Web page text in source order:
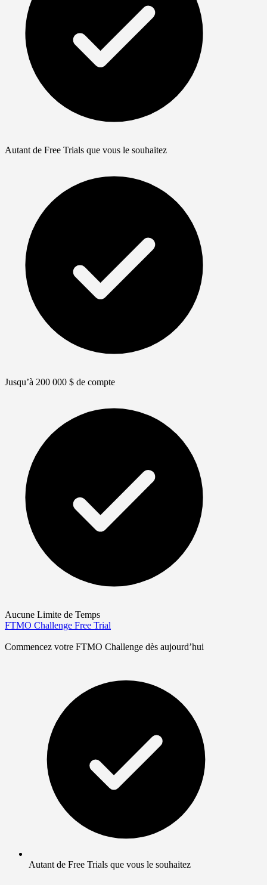
Autant de Free Trials que vous le souhaitez
Jusqu’à 200 000 $ de compte
Aucune Limite de Temps
FTMO Challenge Free Trial
Commencez votre FTMO Challenge dès aujourd’hui
Autant de Free Trials que vous le souhaitez